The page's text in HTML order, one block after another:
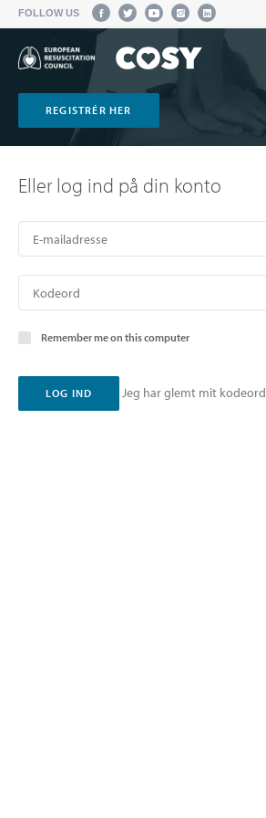
FOLLOW US
REGISTRÉR HER
Eller log ind på din konto
Remember me on this computer
Jeg har glemt mit kodeord